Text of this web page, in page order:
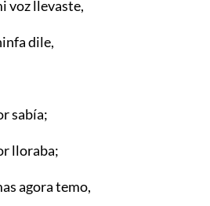
voz llevaste,
dile,
sabía;
lloraba;
agora temo,